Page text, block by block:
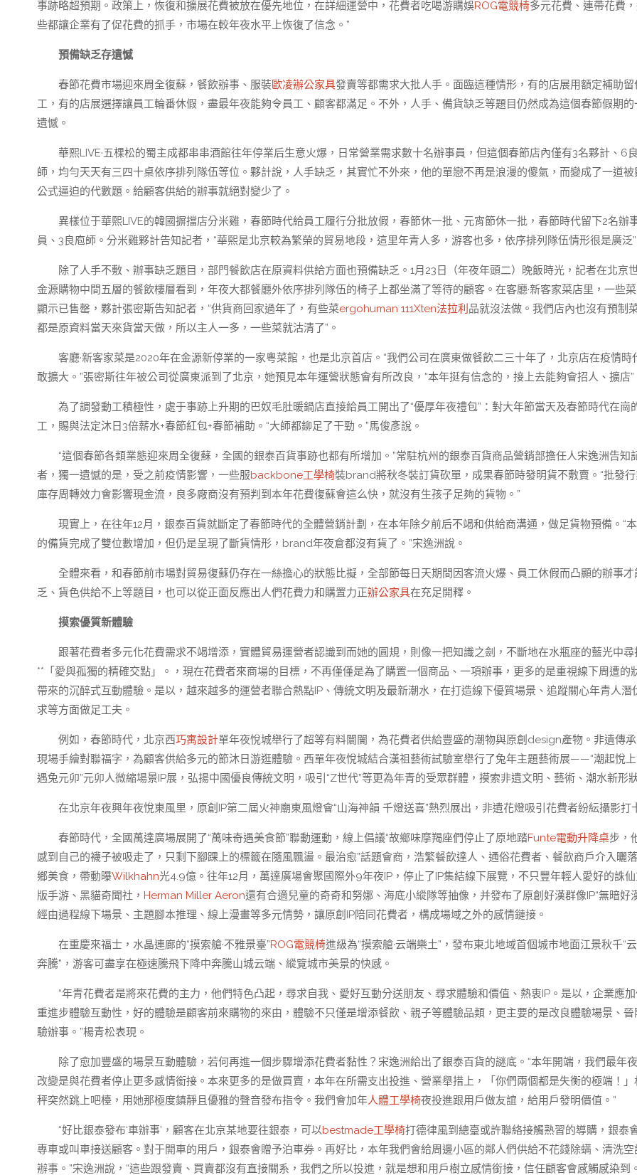
事跡略超預期。政策上，恢復和擴展花費被放在優先地位，在詳細運營中，花費者吃喝游購娛ROG電競椅多元花費、連帶花費
些都讓企業有了促花費的抓手，市場在較年夜水平上恢復了信念。”
預備缺乏存遺憾
春節花費市場迎來周全復蘇，餐飲辦事、服裝歐凌辦公家具發賣等都需求大批人手。面臨這種情形，有的店展用額定補助留
工，有的店展選擇讓員工輪番休假，盡最年夜能夠令員工、顧客都滿足。不外，人手、備貨缺乏等題目仍然成為這個春節假期的
遺憾。
華熙LIVE·五棵松的蜀主成都串串酒館往年停業后生意火爆，日常營業需求數十名辦事員，但這個春節店內僅有3名夥計、6
師，均勻天天有三四十桌依序排列隊伍等位。夥計說，人手缺乏，其實忙不外來，他的單戀不再是浪漫的傻氣，而變成了一道被
公式逼迫的代數題。給顧客供給的辦事就絕對變少了。
異樣位于華熙LIVE的韓國摒擋店分米雞，春節時代給員工履行分批放假，春節休一批、元宵節休一批，春節時代留下2名辦
員、3良庖師。分米雞夥計告知記者，“華熙是北京較為繁榮的貿易地段，這里年青人多，游客也多，依序排列隊伍情形很是廣泛”
除了人手不敷、辦事缺乏題目，部門餐飲店在原資料供給方面也預備缺乏。1月23日（年夜年頭二）晚飯時光，記者在北京
金源購物中間五層的餐飲樓層看到，年夜大都餐廳外依序排列隊伍的椅子上都坐滿了等待的顧客。在客廳·新客家菜店里，一些
顯示已售罄，夥計張密斯告知記者，“供貨商回家過年了，有些菜ergohuman 111Xten法拉利 品就沒法做。我們店內也沒有預制
都是原資料當天來貨當天做，所以主人一多，一些菜就沽清了”。
客廳·新客家菜是2020年在金源新停業的一家粵菜館，也是北京首店。“我們公司在廣東做餐飲二三十年了，北京店在疫情時
敢擴大。”張密斯往年被公司從廣東派到了北京，她預見本年運營狀態會有所改良，“本年挺有信念的，接上去能夠會招人、擴店”
為了調發動工積極性，處于事跡上升期的巴奴毛肚暖鍋店直接給員工開出了“優厚年夜禮包”：對大年節當天及春節時代在崗
工，賜與法定沐日3倍薪水+春節紅包+春節補助。“大師都鉚足了干勁。”馬俊彥說。
“這個春節各類業態迎來周全復蘇，全國的銀泰百貨事跡也都有所增加。”常駐杭州的銀泰百貨商品營銷部擔任人宋逸洲告知
者，獨一遺憾的是，受之前疫情影響，一些服backbone工學椅裝brand將秋冬裝訂貨砍單，成果春節時發明貨不敷賣。“批發
庫存周轉效力會影響現金流，良多廠商沒有預判到本年花費復蘇會這么快，就沒有生孩子足夠的貨物。”
現實上，在往年12月，銀泰百貨就斷定了春節時代的全體營銷計劃，在本年除夕前后不竭和供給商溝通，做足貨物預備。“
的備貨完成了雙位數增加，但仍是呈現了斷貨情形，brand年夜倉都沒有貨了。”宋逸洲說。
全體來看，和春節前市場對貿易復蘇仍存在一絲擔心的狀態比擬，全部節每日天期間因客流火爆、員工休假而凸顯的辦事才
乏、貨色供給不上等題目，也可以從正面反應出人們花費力和購置力正辦公家具在充足開釋。
摸索優質新體驗
跟著花費者多元化花費需求不竭增添，實體貿易運營者認識到而她的圓規，則像一把知識之劍，不斷地在水瓶座的藍光中尋
**「愛與孤獨的精確交點」。，現在花費者來商場的目標，不再僅僅是為了購置一個商品、一項辦事，更多的是重視線下周遭的
帶來的沉醉式互動體驗。是以，越來越多的運營者聯合熱點IP、傳統文明及最新潮水，在打造線下優質場景、追蹤關心年青人潛
求等方面做足工夫。
例如，春節時代，北京西巧寓設計單年夜悅城舉行了超等有料闤闠，為花費者供給豐盛的潮物與原創design產物。非遺傳
現場手繪對聯福字，為顧客供給多元的節沐日游逛體驗。西單年夜悅城結合漢祖藝術試驗室舉行了兔年主題藝術展——“潮起悅上
遇兔元卯”元卯人微縮場景IP展，弘揚中國優良傳統文明，吸引“Z世代”等更為年青的受眾群體，摸索非遺文明、藝術、潮水新形
在北京年夜興年夜悅東風里，原創IP第二屆火神廟東風燈會“山海神韻 千燈送喜”熱烈展出，非遺花燈吸引花費者紛紜攝影打
春節時代，全國萬達廣場展開了“萬味奇遇美食節”聯動運動，線上倡議“故鄉味摩羯座們停止了原地踏Funte電動升降桌步，
感到自己的襪子被吸走了，只剩下腳踝上的標籤在隨風飄盪。最治愈”話題會商，浩繁餐飲達人、通俗花費者、餐飲商戶介入曬
鄉美食，帶動曝Wilkhahn光4.9億。往年12月，萬達廣場會聚國際外9年夜IP，停止了IP集結線下展覽，不只豐年輕人愛好的誅仙
版手游、黑貓奇聞社， Herman Miller Aeron還有合適兒童的奇奇和努娜、海底小縱隊等抽像，并發布了原創好漢群像IP“無暗好
經由過程線下場景、主題腳本推理、線上漫畫等多元情勢，讓原創IP陪同花費者，構成場域之外的感情鏈接。
在重慶來福士，水晶連廊的“摸索艙·不雅景臺”ROG電競椅進級為“摸索艙·云端樂土”，發布東北地域首個城市地面江景秋千“
奔騰”，游客可盡享在極速騰飛下降中奔騰山城云端、縱覽城市美景的快感。
“年青花費者是將來花費的主力，他們特色凸起，尋求自我、愛好互動分送朋友、尋求體驗和價值、熱衷IP。是以，企業應
重進步體驗互動性，好的體驗是顧客前來購物的來由，體驗不只僅是增添餐飲、親子等體驗品類，更主要的是改良體驗場景、晉
驗辦事。”楊青松表現。
除了愈加豐盛的場景互動體驗，若何再進一個步驟增添花費者黏性？宋逸洲給出了銀泰百貨的謎底。“本年開端，我們最年
改變是與花費者停止更多感情銜接。本來更多的是做買賣，本年在所需支出投進、營業舉措上，「你們兩個都是失衡的極端！」
秤突然跳上吧檯，用她那極度鎮靜且優雅的聲音發布指令。我們會加年人體工學椅夜投進跟用戶做友誼，給用戶發明價值。”
“好比銀泰發布‘車辦事’，顧客在北京某地要往銀泰，可以bestmade工學椅打德律風到總臺或許聯絡接觸熟習的導購，銀泰
專車或叫車接送顧客。對于開車的用戶，銀泰會贈予泊車券。再好比，本年我們會給周邊小區的鄰人們供給不花錢除螨、清洗空
辦事。”宋逸洲說，“這些跟發賣、買賣都沒有直接關系，我們之所以投進，就是想和用戶樹立感情銜接，信任顧客會感觸感染到